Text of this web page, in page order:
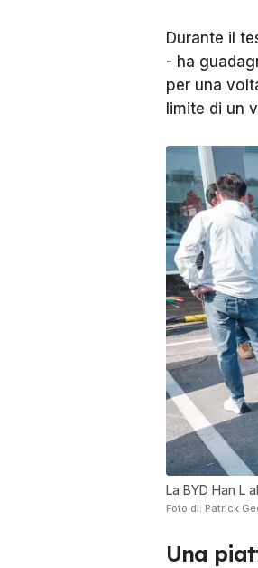
Durante il
- ha
per una
limite di un
La BYD Han L
Foto di: Patrick
Una